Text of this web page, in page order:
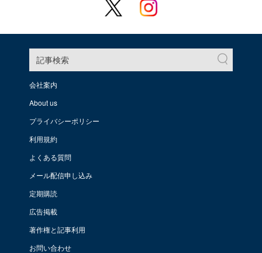
記事検索
会社案内
About us
プライバシーポリシー
利用規約
よくある質問
メール配信申し込み
定期購読
広告掲載
著作権と記事利用
お問い合わせ